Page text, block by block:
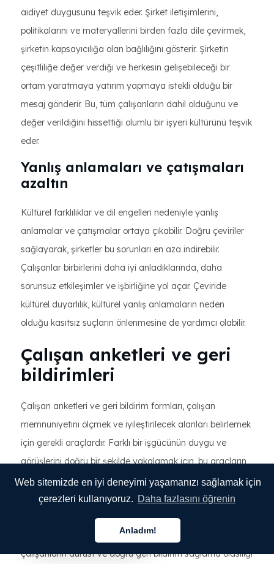
Web sitemizde en iyi deneyimi yaşamanızı sağlamak için
çerezleri kullanıyoruz. Daha fazlasını öğrenin
Anladım!
aidiyet duygusunu teşvik eder. Şirket iletişimlerini,
politikalarını ve materyallerini birden fazla dile çevirmek,
şirketin kapsayıcılığa olan bağlılığını gösterir. Şirketin
çeşitliliğe değer verdiği ve herkesin gelişebileceği bir
ortam yaratmaya yatırım yapmaya istekli olduğu bir
mesaj gönderir. Bu, tüm çalışanların dahil olduğunu ve
değer verildiğini hissettiği olumlu bir işyeri kültürünü teşvik
eder.
Yanlış anlamaları ve çatışmaları
azaltın
Kültürel farklılıklar ve dil engelleri nedeniyle yanlış
anlamalar ve çatışmalar ortaya çıkabilir. Doğru çeviriler
sağlayarak, şirketler bu sorunları en aza indirebilir.
Çalışanlar birbirlerini daha iyi anladıklarında, daha
sorunsuz etkileşimler ve işbirliğine yol açar. Çeviride
kültürel duyarlılık, kültürel yanlış anlamaların neden
olduğu kasıtsız suçların önlenmesine de yardımcı olabilir.
Çalışan anketleri ve geri
bildirimleri
Çalışan anketleri ve geri bildirim formları, çalışan
memnuniyetini ölçmek ve iyileştirilecek alanları belirlemek
için gerekli araçlardır. Farklı bir işgücünün duygu ve
görüşlerini doğru bir şekilde yakalamak için, bu araçların
etkili bir şekilde çevrilmesi gerekir.
Doğru geri bildirim alın
Anketler ve geri bildirim formları ana dillerinde olduğunda
çalışanların dürüst ve doğru geri bildirim sağlama olasılığı
Türkçe